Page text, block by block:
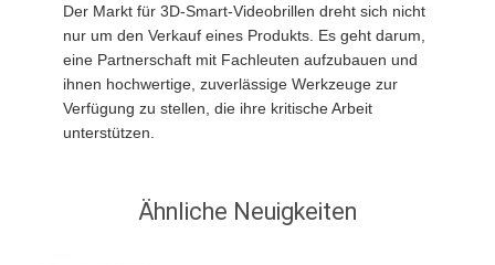
Der Markt für 3D-Smart-Videobrillen dreht sich nicht
nur um den Verkauf eines Produkts. Es geht darum,
eine Partnerschaft mit Fachleuten aufzubauen und
ihnen hochwertige, zuverlässige Werkzeuge zur
Verfügung zu stellen, die ihre kritische Arbeit
unterstützen.
Ähnliche Neuigkeiten